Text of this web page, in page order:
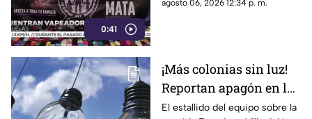
0:41
agosto 06, 2026 12:34 p. m.
¡Más colonias sin luz!
Reportan apagón en la
zona de Altavista tras
El estallido del equipo sobre la